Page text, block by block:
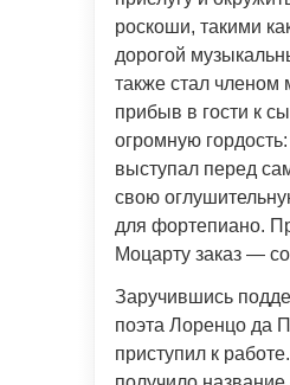
роскоши, такими
дорогой
также стал членом
прибыв в гости к
огромную
выступал перед
свою
для фортепиано.
Моцарту заказ —
Заручившись
поэта Лоренцо да
приступил к